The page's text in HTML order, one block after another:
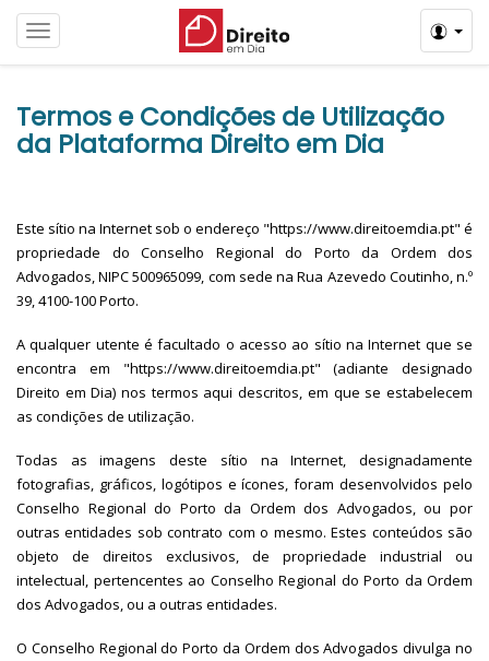
Menú
Termos e Condições de Utilização
da Plataforma Direito em Dia
Este sítio na Internet sob o endereço "https://www.direitoemdia.pt" é
propriedade do Conselho Regional do Porto da Ordem dos
Advogados, NIPC 500965099, com sede na Rua Azevedo Coutinho, n.º
39, 4100-100 Porto.
A qualquer utente é facultado o acesso ao sítio na Internet que se
encontra em "https://www.direitoemdia.pt" (adiante designado
Direito em Dia) nos termos aqui descritos, em que se estabelecem
as condições de utilização.
Todas as imagens deste sítio na Internet, designadamente
fotografias, gráficos, logótipos e ícones, foram desenvolvidos pelo
Conselho Regional do Porto da Ordem dos Advogados, ou por
outras entidades sob contrato com o mesmo. Estes conteúdos são
objeto de direitos exclusivos, de propriedade industrial ou
intelectual, pertencentes ao Conselho Regional do Porto da Ordem
dos Advogados, ou a outras entidades.
O Conselho Regional do Porto da Ordem dos Advogados divulga no